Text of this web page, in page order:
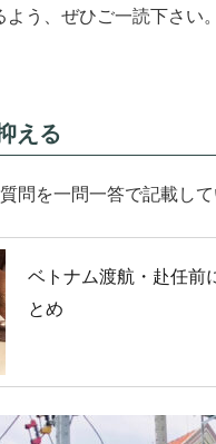
う、ぜひご一読下さい。
える
問を一問一答で記載して
ベトナム渡航・赴任前
とめ